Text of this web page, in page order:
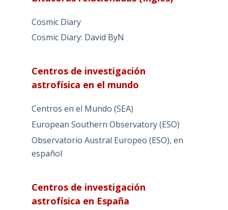
Cosmic Diary
Cosmic Diary: David ByN
Centros de investigación
astrofísica en el mundo
Centros en el Mundo (SEA)
European Southern Observatory (ESO)
Observatorio Austral Europeo (ESO), en
español
Centros de investigación
astrofísica en España